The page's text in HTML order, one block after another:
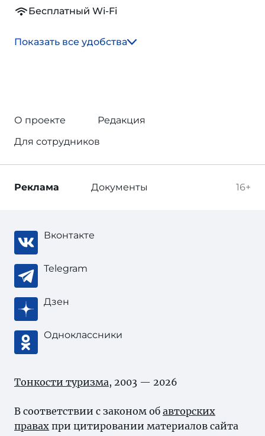
Бесплатный Wi-Fi
Показать все удобства
О проекте
Редакция
Для сотрудников
16+
Реклама Документы
Вконтакте
Telegram
Дзен
Одноклассники
Тонкости туризма, 2003 — 2026
В соответствии с законом об авторских
правах при цитировании материалов сайта